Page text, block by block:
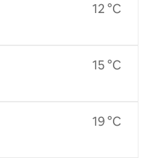
12 °C
15 °C
19 °C